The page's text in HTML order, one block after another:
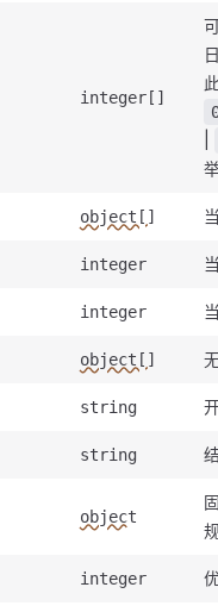
integer[]
object[]
integer
integer
object[]
string
string
object
integer